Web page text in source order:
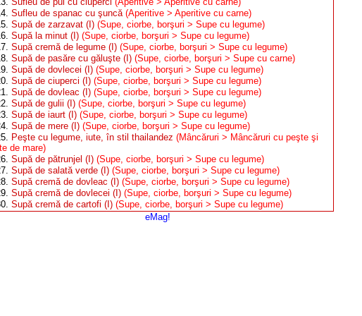
Sufleu de spanac cu şuncă (Aperitive > Aperitive cu carne)
Supă de zarzavat (I) (Supe, ciorbe, borşuri > Supe cu legume)
Supă la minut (I) (Supe, ciorbe, borşuri > Supe cu legume)
Supă cremă de legume (I) (Supe, ciorbe, borşuri > Supe cu legume)
Supă de pasăre cu găluşte (I) (Supe, ciorbe, borşuri > Supe cu carne)
Supă de dovlecei (I) (Supe, ciorbe, borşuri > Supe cu legume)
Supă de ciuperci (I) (Supe, ciorbe, borşuri > Supe cu legume)
Supă de dovleac (I) (Supe, ciorbe, borşuri > Supe cu legume)
Supă de gulii (I) (Supe, ciorbe, borşuri > Supe cu legume)
Supă de iaurt (I) (Supe, ciorbe, borşuri > Supe cu legume)
Supă de mere (I) (Supe, ciorbe, borşuri > Supe cu legume)
Peşte cu legume, iute, în stil thailandez (Mâncăruri > Mâncăruri cu peşte şi
de mare)
Supă de pătrunjel (I) (Supe, ciorbe, borşuri > Supe cu legume)
Supă de salată verde (I) (Supe, ciorbe, borşuri > Supe cu legume)
Supă cremă de dovleac (I) (Supe, ciorbe, borşuri > Supe cu legume)
Supă cremă de dovlecei (I) (Supe, ciorbe, borşuri > Supe cu legume)
Supă cremă de cartofi (I) (Supe, ciorbe, borşuri > Supe cu legume)
eMag!